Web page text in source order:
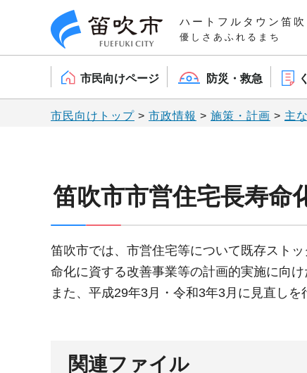
笛吹市 ハートフルタウン笛吹
優しさあふれるまち
市民向けページ 防災・救急
市民向けトップ > 市政情報 > 施策・計画 > 主
笛吹市市営住宅長寿命
笛吹市では、市営住宅等について既存スト
命化に資する改善事業等の計画的実施に向
また、平成29年3月・令和3年3月に見直しを
関連ファイル